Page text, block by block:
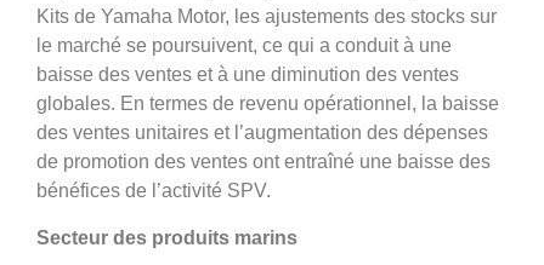
Kits de Yamaha Motor, les ajustements des stocks sur
le marché se poursuivent, ce qui a conduit à une
baisse des ventes et à une diminution des ventes
globales. En termes de revenu opérationnel, la baisse
des ventes unitaires et l’augmentation des dépenses
de promotion des ventes ont entraîné une baisse des
bénéfices de l’activité SPV.
Secteur des produits marins